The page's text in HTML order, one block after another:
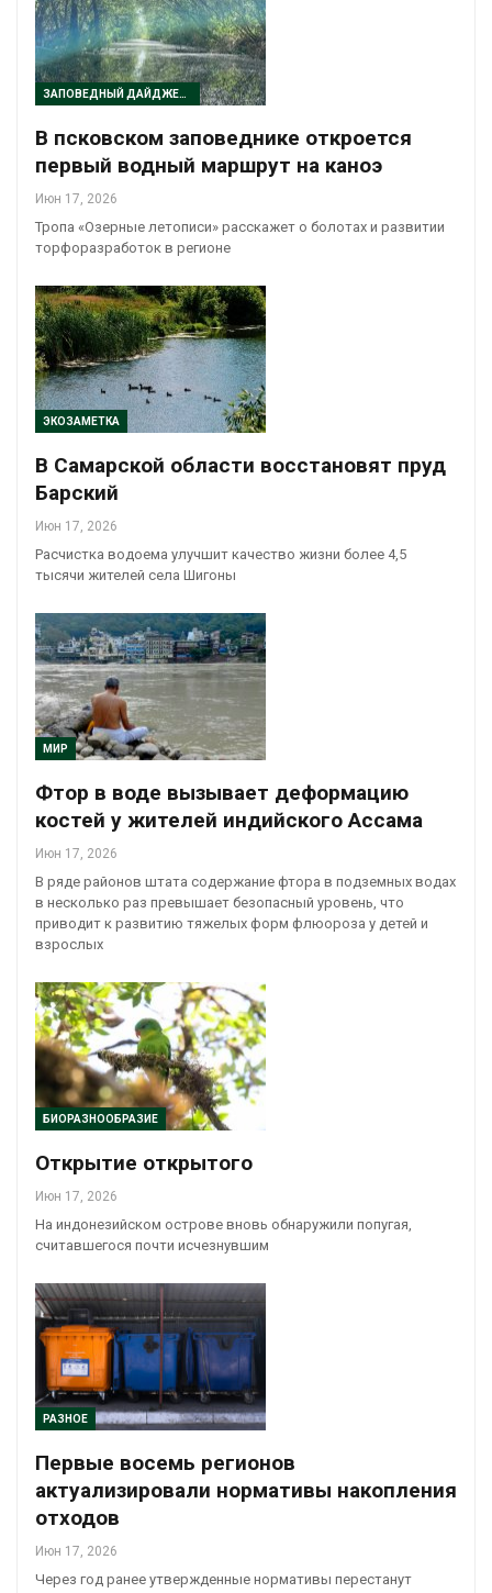
ЗАПОВЕДНЫЙ ДАЙДЖЕСТ
В псковском заповеднике откроется
первый водный маршрут на каноэ
Июн 17, 2026
Тропа «Озерные летописи» расскажет о болотах и развитии
торфоразработок в регионе
ЭКОЗАМЕТКА
В Самарской области восстановят пруд
Барский
Июн 17, 2026
Расчистка водоема улучшит качество жизни более 4,5
тысячи жителей села Шигоны
МИР
Фтор в воде вызывает деформацию
костей у жителей индийского Ассама
Июн 17, 2026
В ряде районов штата содержание фтора в подземных водах
в несколько раз превышает безопасный уровень, что
приводит к развитию тяжелых форм флюороза у детей и
взрослых
БИОРАЗНООБРАЗИЕ
Открытие открытого
Июн 17, 2026
На индонезийском острове вновь обнаружили попугая,
считавшегося почти исчезнувшим
РАЗНОЕ
Первые восемь регионов
актуализировали нормативы накопления
отходов
Июн 17, 2026
Через год ранее утвержденные нормативы перестанут